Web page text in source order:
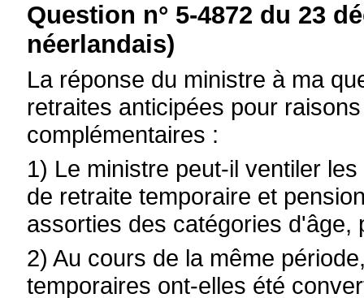
Question n° 5-4872 du 23
néerlandais)
La réponse du ministre à ma
retraites anticipées pour
complémentaires :
1) Le ministre peut-il ventiler
de retraite temporaire et
assorties des catégories d'âge,
2) Au cours de la même
temporaires ont-elles été